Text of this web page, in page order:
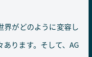
界がどのように変容し
ります。そして、AG